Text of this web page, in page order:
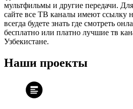
мультфильмы и другие передачи.
сайте все ТВ каналы имеют ссылку
всегда будете знать где смотреть
бесплатно или платно лучшие тв
Узбекистане.
Наши проекты